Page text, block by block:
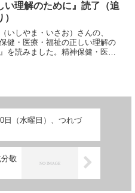
い理解のために』読了（追
いしやま・いさお）さんの、
保健・医療・福祉の正しい理解の
を読みました。精神保健・医
日（水曜日）、つれづ
分敬